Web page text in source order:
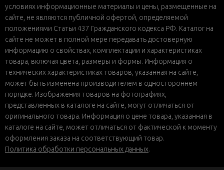
условиях информационные материалы и цены, размещенные на
сайте, не являются публичной офертой, определяемой
положениями Статьи 437 Гражданского кодекса РФ. Каталог на
сайте не может в полной мере передавать достоверную
информацию о свойствах, комплектации и характеристиках
товара, включая цвета, размеры и формы. Информация о
технических характеристиках товаров, указанная на сайте,
может быть изменена производителем в одностороннем
порядке. Изображения товаров на фотографиях,
представленных в каталоге на сайте, могут отличаться от
оригинального товара. Информация о цене товара, указанная в
каталоге на сайте, может отличаться от фактической к моменту
оформления заказа на соответствующий товар.
Политика обработки персональных данных.